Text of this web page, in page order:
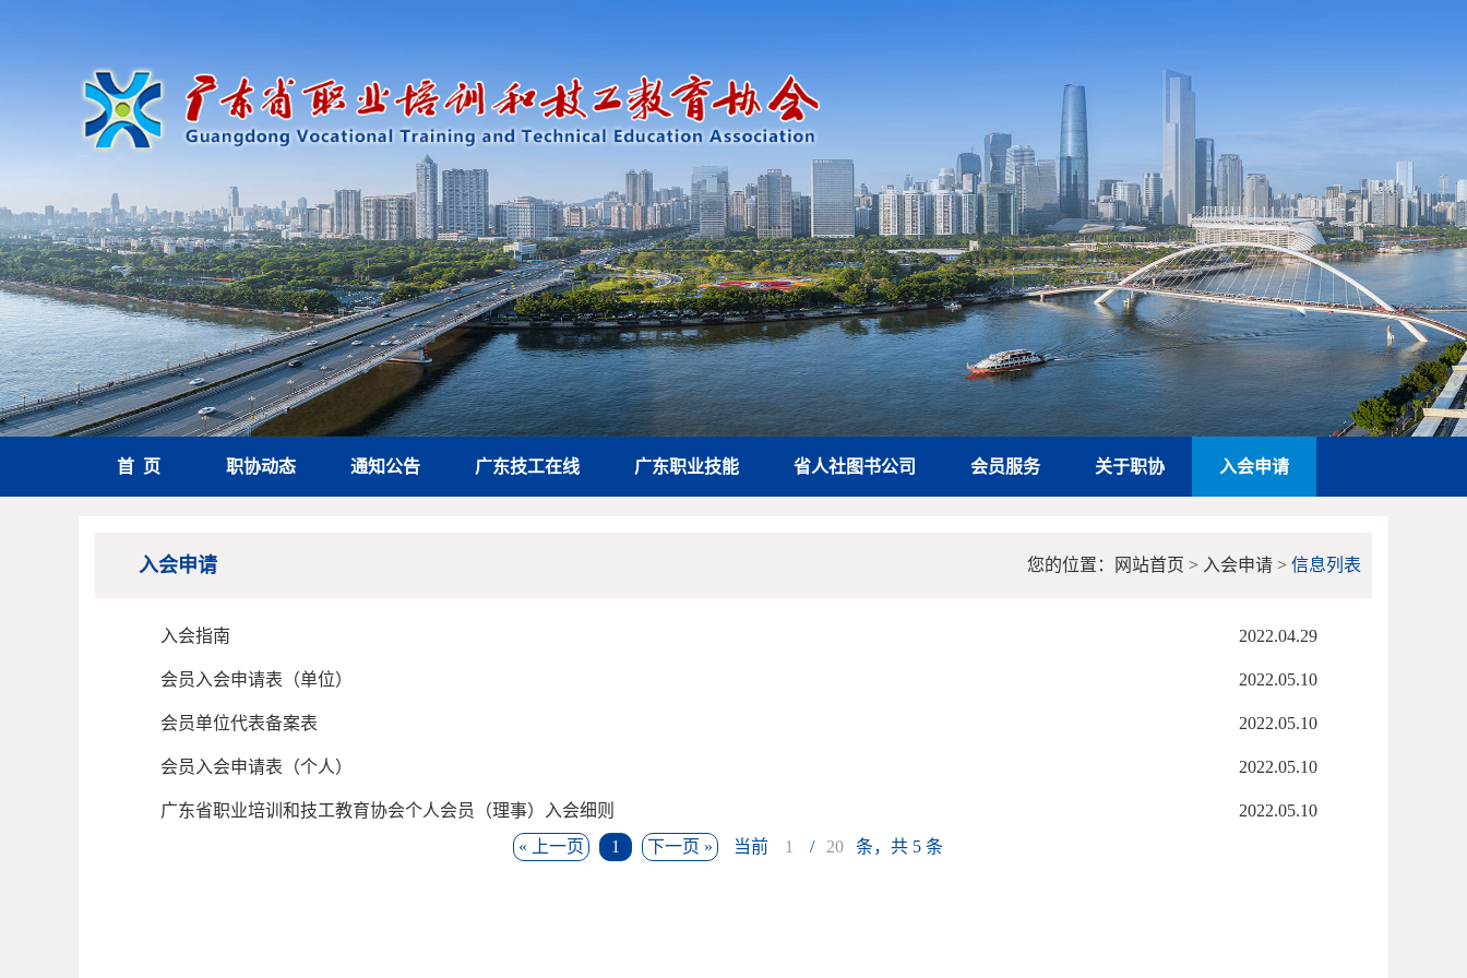
首 页 职协动态 通知公告 广东技工在线 广东职业技能 省人社图书公司 会员服务 关于职协 入会申请
入会申请 您的位置：网站首页 > 入会申请 > 信息列表
入会指南 2022.04.29
会员入会申请表（单位） 2022.05.10
会员单位代表备案表 2022.05.10
会员入会申请表（个人） 2022.05.10
广东省职业培训和技工教育协会个人会员（理事）入会细则
2022.05.10
« 上一页
1 下一页 » 当前 / 条，共 5 条